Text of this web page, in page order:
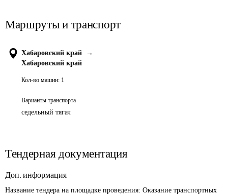
Маршруты и транспорт
Хабаровский край
→
Хабаровский край
Кол-во машин: 1
Варианты транспорта
седельный тягач
Тендерная документация
Доп. информация
Название тендера на площадке проведения: Оказание транспортных